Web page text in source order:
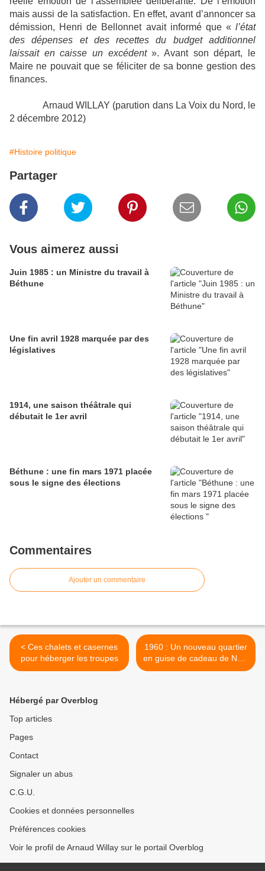
mais aussi de la satisfaction. En effet, avant d’annoncer sa
démission, Henri de Bellonnet avait informé que « l’état
des dépenses et des recettes du budget additionnel
laissait en caisse un excédent». Avant son départ, le
Maire ne pouvait que se féliciter de sa bonne gestion des
finances.
Arnaud WILLAY (parution dans La Voix du Nord, le
2 décembre 2012)
#Histoire politique
Partager
Vous aimerez aussi
Juin 1985 : un Ministre du travail à
Béthune
Une fin avril 1928 marquée par des
législatives
1914, une saison théâtrale qui
débutait le 1er avril
Béthune : une fin mars 1971 placée
sous le signe des élections
Commentaires
Ajouter un commentaire
< Ces chalets et casernes
pour héberger les troupes
1960 : Un nouveau quartier
en guise de cadeau de Noël
>
Hébergé par Overblog
Top articles
Pages
Contact
Signaler un abus
C.G.U.
Cookies et données personnelles
Préférences cookies
Voir le profil de Arnaud Willay sur le portail Overblog